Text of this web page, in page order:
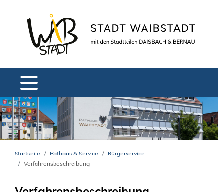
Startseite Rathaus & Service
Bürgerservice
Verfahrensbeschreibung